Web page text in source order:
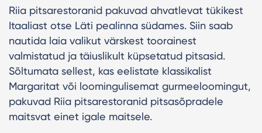
Riia pitsarestoranid pakuvad ahvatlevat tükikest
Itaaliast otse Läti pealinna südames. Siin saab
nautida laia valikut värskest toorainest
valmistatud ja täiuslikult küpsetatud pitsasid.
Sõltumata sellest, kas eelistate klassikalist
Margaritat või loomingulisemat gurmeeloomingut,
pakuvad Riia pitsarestoranid pitsasõpradele
maitsvat einet igale maitsele.